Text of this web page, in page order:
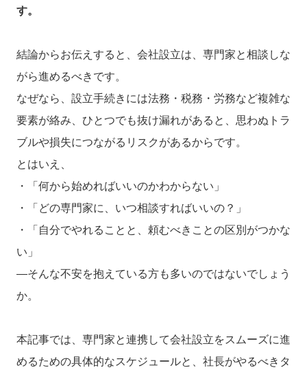
す。
結論からお伝えすると、会社設立は、専門家と相談しな
がら進めるべきです。
なぜなら、設立手続きには法務・税務・労務など複雑な
要素が絡み、ひとつでも抜け漏れがあると、思わぬトラ
ブルや損失につながるリスクがあるからです。
とはいえ、
・「何から始めればいいのかわからない」
・「どの専門家に、いつ相談すればいいの？」
・「自分でやれることと、頼むべきことの区別がつかな
い」
―そんな不安を抱えている方も多いのではないでしょう
か。
本記事では、専門家と連携して会社設立をスムーズに進
めるための具体的なスケジュールと、社長がやるべきタ